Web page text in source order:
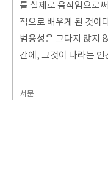
를 실제로 움직임으로
적으로 배우게 된 것이
범용성은 그다지 많지
간에, 그것이 나라는 인
서문